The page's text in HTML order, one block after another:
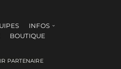
INFOS
BOUTIQUE
PARTENAIRE